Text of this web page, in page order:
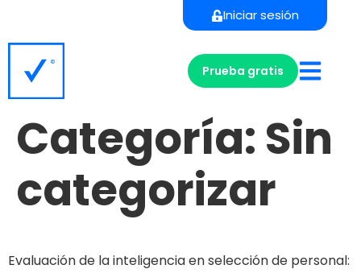
Iniciar sesión
Prueba gratis
Categoría:Sin
categorizar
Evaluación de la inteligencia en selección de personal: